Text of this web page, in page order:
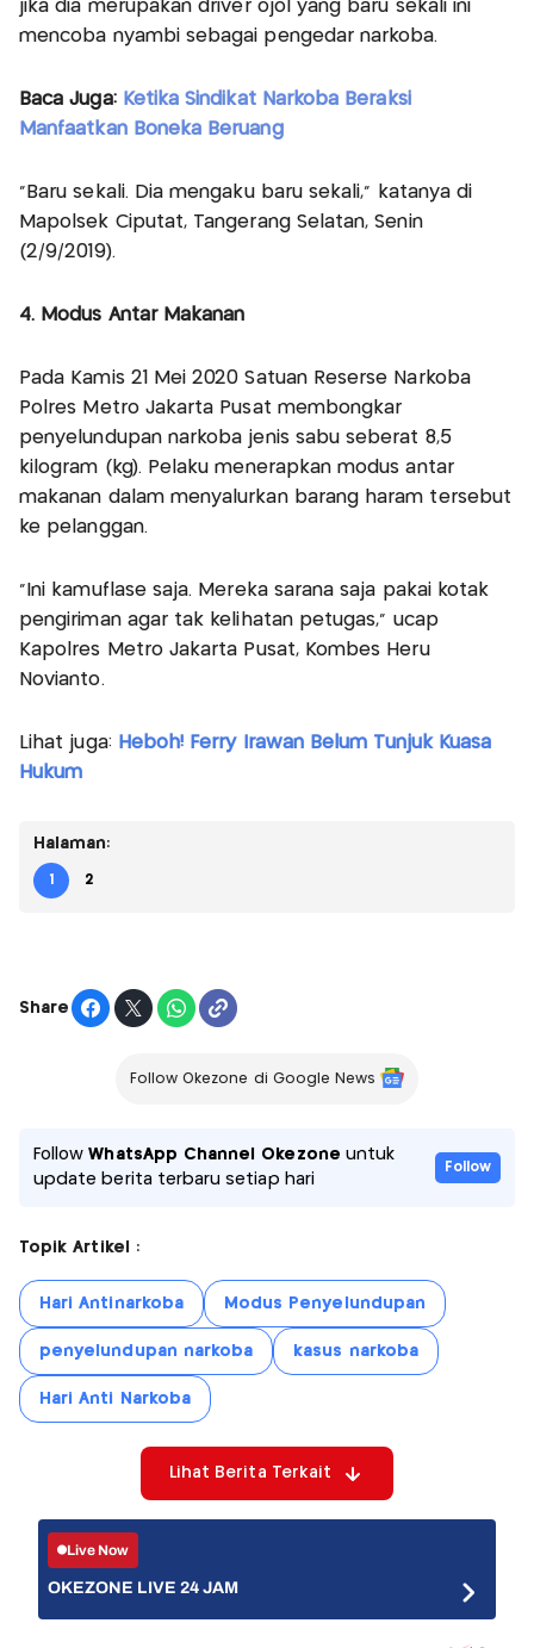
jika dia merupakan driver ojol yang baru sekali ini
mencoba nyambi sebagai pengedar narkoba.
Baca Juga: Ketika Sindikat Narkoba Beraksi
Manfaatkan Boneka Beruang
"Baru sekali. Dia mengaku baru sekali," katanya di
Mapolsek Ciputat, Tangerang Selatan, Senin
(2/9/2019).
4. Modus Antar Makanan
Pada Kamis 21 Mei 2020 Satuan Reserse Narkoba
Polres Metro Jakarta Pusat membongkar
penyelundupan narkoba jenis sabu seberat 8,5
kilogram (kg). Pelaku menerapkan modus antar
makanan dalam menyalurkan barang haram tersebut
ke pelanggan.
"Ini kamuflase saja. Mereka sarana saja pakai kotak
pengiriman agar tak kelihatan petugas," ucap
Kapolres Metro Jakarta Pusat, Kombes Heru
Novianto.
Lihat juga: Heboh! Ferry Irawan Belum Tunjuk Kuasa
Hukum
Halaman:
1 2
Share
Follow Okezone di Google News
FollowWhatsApp Channel Okezone untuk
update berita terbaru setiap hari
Follow
Topik Artikel :
Hari Antinarkoba Modus Penyelundupan
penyelundupan narkoba kasus narkoba
Hari Anti Narkoba
Lihat Berita Terkait
Live Now
OKEZONE LIVE 24 JAM